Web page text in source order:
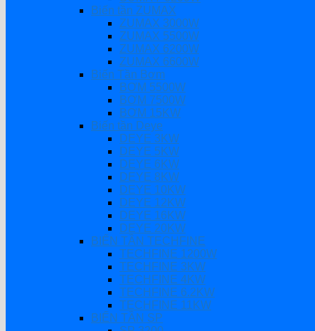
Biến tần ZUMAX
ZUMAX 3000W
ZUMAX 5500W
ZUMAX 6200W
ZUMAX 6600W
Biến Tần Bơm
BƠM 5500W
BƠM 7500W
BƠM 15KW
Biến tần Deye
DEYE 3KW
DEYE 5KW
DEYE 6KW
DEYE 8KW
DEYE 10KW
DEYE 12KW
DEYE 16KW
DEYE 20KW
BIẾN TẦN TECHFINE
TECHFINE 1200W
TECHFINE 3KW
TECHFINE 4KW
TECHFINE 6.2KW
TECHFINE 11KW
BIẾN TẦN SP